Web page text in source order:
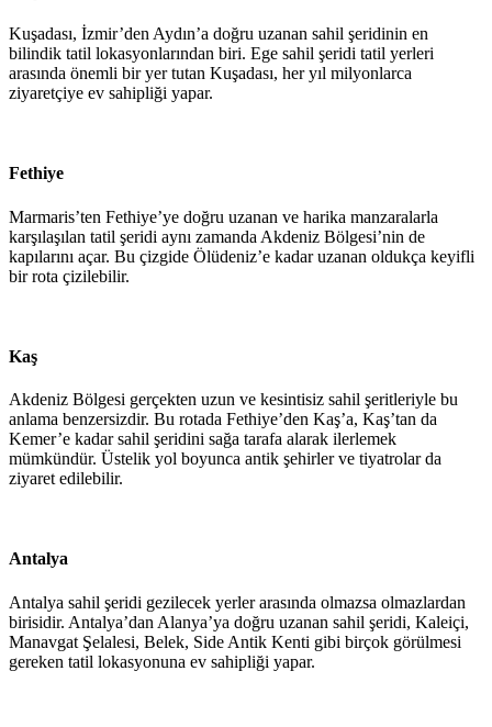
Kuşadası, İzmir’den Aydın’a doğru uzanan sahil şeridinin en
bilindik tatil lokasyonlarından biri. Ege sahil şeridi tatil yerleri
arasında önemli bir yer tutan Kuşadası, her yıl milyonlarca
ziyaretçiye ev sahipliği yapar.
Fethiye
Marmaris’ten Fethiye’ye doğru uzanan ve harika manzaralarla
karşılaşılan tatil şeridi aynı zamanda Akdeniz Bölgesi’nin de
kapılarını açar. Bu çizgide Ölüdeniz’e kadar uzanan oldukça keyifli
bir rota çizilebilir.
Kaş
Akdeniz Bölgesi gerçekten uzun ve kesintisiz sahil şeritleriyle bu
anlama benzersizdir. Bu rotada Fethiye’den Kaş’a, Kaş’tan da
Kemer’e kadar sahil şeridini sağa tarafa alarak ilerlemek
mümkündür. Üstelik yol boyunca antik şehirler ve tiyatrolar da
ziyaret edilebilir.
Antalya
Antalya sahil şeridi gezilecek yerler arasında olmazsa olmazlardan
birisidir. Antalya’dan Alanya’ya doğru uzanan sahil şeridi, Kaleiçi,
Manavgat Şelalesi, Belek, Side Antik Kenti gibi birçok görülmesi
gereken tatil lokasyonuna ev sahipliği yapar.